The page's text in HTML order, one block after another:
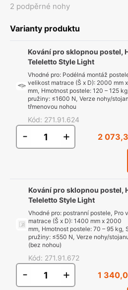
2 podpěrné nohy
Varianty produktu
Kování pro sklopnou postel,
Teleletto Style Light
Vhodné pro: Podélná montáž
velikost matrace (Š x D): 2000 mm
mm, Hmotnost postele:120 – 125 kg
pružiny: ≤1600 N, Verze nohy/
třmenovou nohou
Kód: 271.91.624
- + 2
Kování pro sklopnou postel,
Teleletto Style Light
Vhodné pro: postranní postele, Pro
matrace (Š x D):1400 mm x 2000
mm, Hmotnost postele:70 – 95 kg,
pružiny: ≤550 N, Verze nohy/
(bez nohou)
Kód: 271.91.672
- + 1